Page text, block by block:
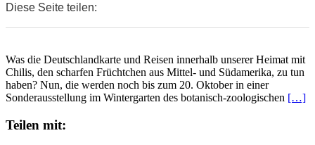
Diese Seite teilen:
Was die Deutschlandkarte und Reisen innerhalb unserer Heimat mit
Chilis, den scharfen Früchtchen aus Mittel- und Südamerika, zu tun
haben? Nun, die werden noch bis zum 20. Oktober in einer
Sonderausstellung im Wintergarten des botanisch-zoologischen […]
Teilen mit: